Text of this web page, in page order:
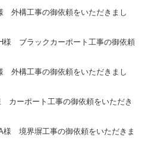
外構工事の御依頼をいただきまし
様 ブラックカーポート 工事の御依頼
外構工事の御依頼をいただきまし
カーポート工事の御依頼をいただき
様 境界塀工事の御依頼をいただきま